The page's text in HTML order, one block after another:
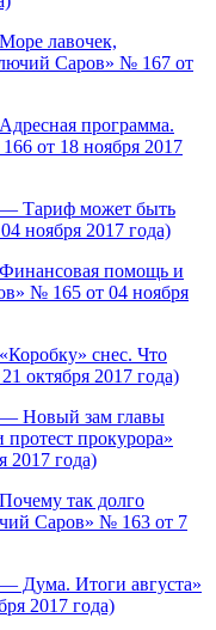
лавочек,
Саров» № 167 от
программа.
от 18 ноября 2017
— Тариф может быть
ноября 2017 года)
помощь и
№ 165 от 04 ноября
снес. Что
октября 2017 года)
— Новый зам главы
прокурора»
2017 года)
так долго
Саров» № 163 от 7
Дума. Итоги августа»
2017 года)